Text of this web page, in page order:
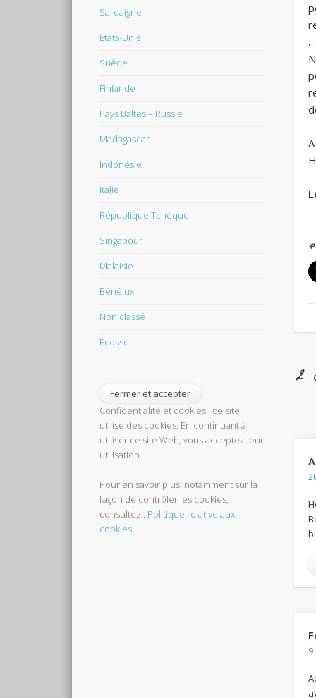
2
9
Sardaigne
Etats-Unis
Suède
Finlande
Pays Baltes – Russie
Madagascar
Indonésie
Italie
République Tchèque
Singapour
Malaisie
Bénélux
Non classé
Ecosse
Confidentialité et cookies : ce site
utilise des cookies. En continuant à
utiliser ce site Web, vous acceptez leur
utilisation.
Pour en savoir plus, notamment sur la
façon de contrôler les cookies,
consultez : Politique relative aux
cookies